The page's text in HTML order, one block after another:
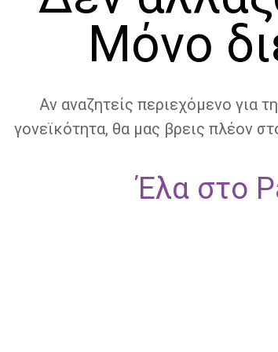
Μόνο
Αν αναζητείς περιεχόμενο για
γονεϊκότητα, θα μας βρεις πλέον
Έλα στο